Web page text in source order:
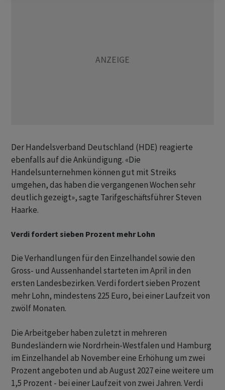
Der Handelsverband Deutschland (HDE) reagierte
ebenfalls auf die Ankündigung. «Die
Handelsunternehmen können gut mit Streiks
umgehen, das haben die vergangenen Wochen sehr
deutlich gezeigt», sagte Tarifgeschäftsführer Steven
Haarke.
Verdi fordert sieben Prozent mehr Lohn
Die Verhandlungen für den Einzelhandel sowie den
Gross- und Aussenhandel starteten im April in den
ersten Landesbezirken. Verdi fordert sieben Prozent
mehr Lohn, mindestens 225 Euro, bei einer Laufzeit von
zwölf Monaten.
Die Arbeitgeber haben zuletzt in mehreren
Bundesländern wie Nordrhein-Westfalen und Hamburg
im Einzelhandel ab November eine Erhöhung um zwei
Prozent angeboten und ab August 2027 eine weitere um
1,5 Prozent - bei einer Laufzeit von zwei Jahren. Verdi